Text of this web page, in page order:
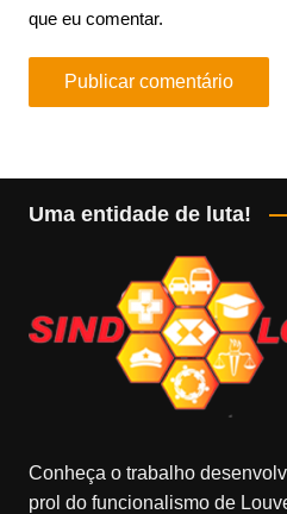
que eu comentar.
Uma entidade de luta!
Conheça o trabalho
prol do funcionalismo de